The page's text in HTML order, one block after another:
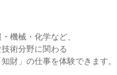
機械・化学など、
術分野に関わる
知財」の仕事を体験できます。